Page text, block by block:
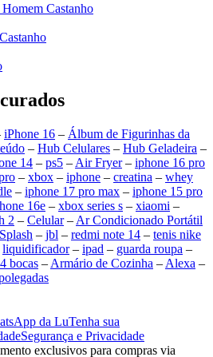
Castanho
iPhone 16 – Álbum de Figurinhas da
– Hub Celulares – Hub Geladeira –
14 – ps5 – Air Fryer– iphone 16 pro
– xbox – iphone – creatina – whey
– iphone 17 pro max – iphone 15 pro
16e – xbox series s – xiaomi –
2 – Celular– Ar Condicionado Portátil
– jbl – redmi note 14 – tenis nike
liquidificador– ipad – guarda roupa –
bocas – Armário de Cozinha – Alexa –
da LuTenha sua
Segurança e Privacidade
exclusivos para compras via